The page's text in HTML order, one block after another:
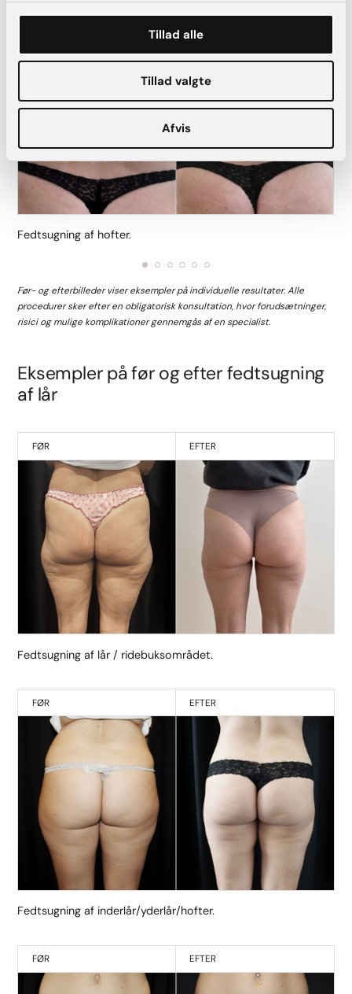
Tillad alle
Tillad valgte
Afvis
Fedtsugning af hofter.
Før- og efterbilleder viser eksempler på individuelle resultater. Alle
procedurer sker efter en obligatorisk konsultation, hvor forudsætninger,
risici og mulige komplikationer gennemgås af en specialist.
Eksempler på før og efter fedtsugning
af lår
FØR EFTER
Fedtsugning af lår / ridebuksområdet.
FØR EFTER
Fedtsugning af inderlår/yderlår/hofter.
FØR EFTER